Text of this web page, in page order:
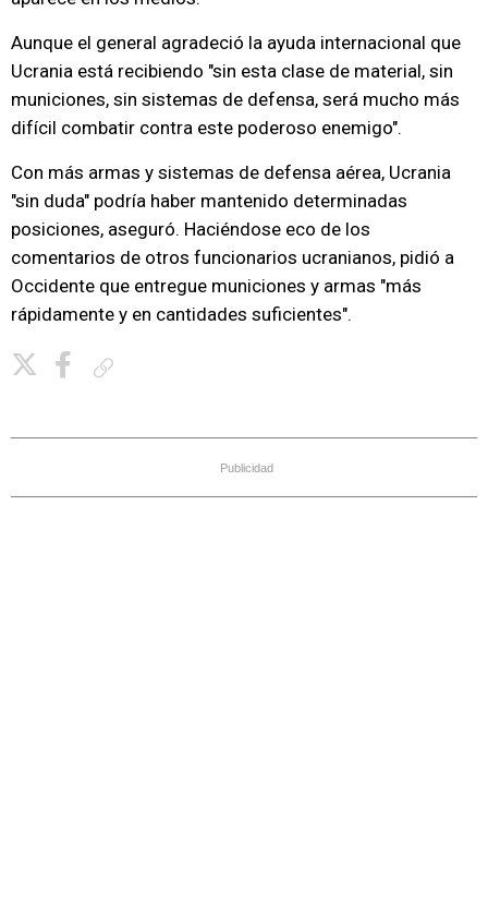
Aunque el general agradeció la ayuda internacional que
Ucrania está recibiendo "sin esta clase de material, sin
municiones, sin sistemas de defensa, será mucho más
difícil combatir contra este poderoso enemigo".
Con más armas y sistemas de defensa aérea, Ucrania
"sin duda" podría haber mantenido determinadas
posiciones, aseguró. Haciéndose eco de los
comentarios de otros funcionarios ucranianos, pidió a
Occidente que entregue municiones y armas "más
rápidamente y en cantidades suficientes".
Publicidad